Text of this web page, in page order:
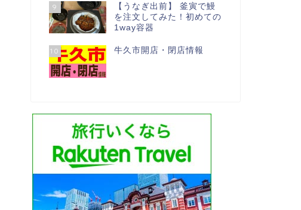
9
【うなぎ出前】 釜寅で鰻
を注文してみた！初めての
1way容器
10 牛久市開店・閉店情報